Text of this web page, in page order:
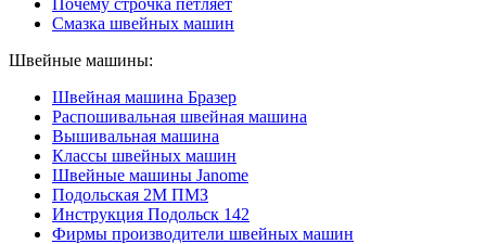
Смазка швейных машин
Швейные машины:
Швейная машина Бразер
Распошивальная швейная машина
Вышивальная машина
Классы швейных машин
Швейные машины Janome
Подольская 2М ПМЗ
Инструкция Подольск 142
Фирмы производители швейных машин